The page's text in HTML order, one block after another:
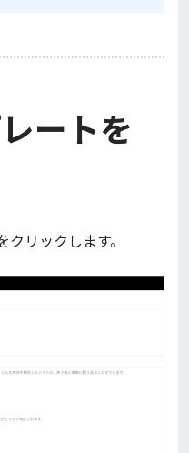
ートを
リックします。